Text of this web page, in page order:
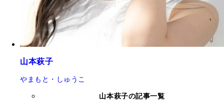
山本萩子
やまもと・しゅうこ
山本萩子の記事一覧